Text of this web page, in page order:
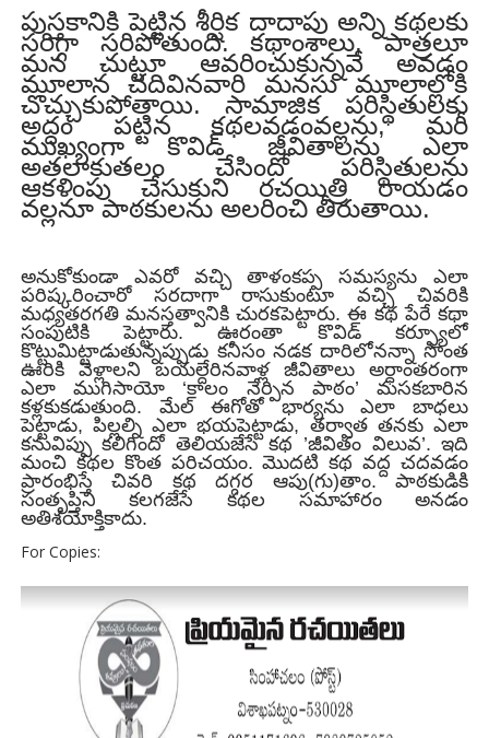
పుస్తకానికి పెట్టిన శీర్షిక దాదాపు అన్ని కథలకు
సరిగ్గా సరిపోతుంది. కథాంశాలు, పాత్రలూ
మన చుట్టూ ఆవరించుకున్నవే అవడం
మూలాన చదివినవారి మనసు మూలాల్లోకి
చొచ్చుకుపోతాయి. సామాజిక పరిస్థితులకు
అద్దం పట్టిన కథలవడంవల్లను, మరీ
ముఖ్యంగా కొవిడ్ జీవితాలను ఎలా
అతలాకుతలం చేసిందో పరిస్థితులను
ఆకళింపు చేసుకుని రచయిత్రి రాయడం
వల్లనూ పాఠకులను అలరించి తీరుతాయి.
అనుకోకుండా ఎవరో వచ్చి తాళంకప్ప సమస్యను ఎలా
పరిష్కరించారో సరదాగా రాసుకుంటూ వచ్చి చివరికి
మధ్యతరగతి మనస్తత్వానికి చురకపెట్టారు. ఈ కథ పేరే కథా
సంపుటికి పెట్టారు. ఊరంతా కొవిడ్ కర్ఫ్యూలో
కొట్టుమిట్టాడుతున్నప్పుడు కనీసం నడక దారిలోనన్నా సొంత
ఊరికి వెళ్లాలని బయల్దేరినవాళ్ల జీవితాలు అర్ధాంతరంగా
ఎలా ముగిసాయో ‘కాలం నేర్పిన పాఠం’ మసకబారిన
కళ్లకుకడుతుంది. మేల్ ఈగోతో భార్యను ఎలా బాధలు
పెట్టాడు, పిల్లల్ని ఎలా భయపెట్టాడు, తర్వాత తనకు ఎలా
కనువిప్పు కలిగిందో తెలియజేసే కథ ’జీవితం విలువ’. ఇది
మంచి కథల కొంత పరిచయం. మొదటి కథ వద్ద చదవడం
ప్రారంభిస్తే చివరి కథ దగ్గర ఆపు(గు)తాం. పాఠకుడికి
సంతృప్తిని కలగజేసే కథల సమాహారం అనడం
అతిశయోక్తికాదు.
For Copies: